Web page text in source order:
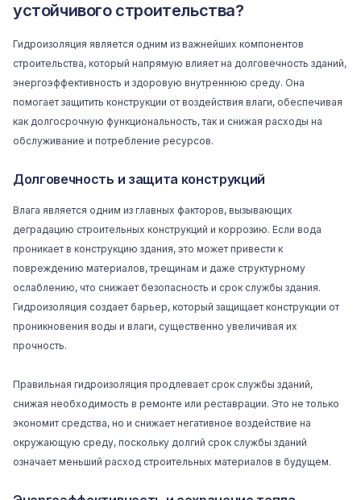
устойчивого строительства?
Гидроизоляция является одним из важнейших компонентов
строительства, который напрямую влияет на долговечность зданий,
энергоэффективность и здоровую внутреннюю среду. Она
помогает защитить конструкции от воздействия влаги, обеспечивая
как долгосрочную функциональность, так и снижая расходы на
обслуживание и потребление ресурсов.
Долговечность и защита конструкций
Влага является одним из главных факторов, вызывающих
деградацию строительных конструкций и коррозию. Если вода
проникает в конструкцию здания, это может привести к
повреждению материалов, трещинам и даже структурному
ослаблению, что снижает безопасность и срок службы здания.
Гидроизоляция создает барьер, который защищает конструкции от
проникновения воды и влаги, существенно увеличивая их
прочность.
Правильная гидроизоляция продлевает срок службы зданий,
снижая необходимость в ремонте или реставрации. Это не только
экономит средства, но и снижает негативное воздействие на
окружающую среду, поскольку долгий срок службы зданий
означает меньший расход строительных материалов в будущем.